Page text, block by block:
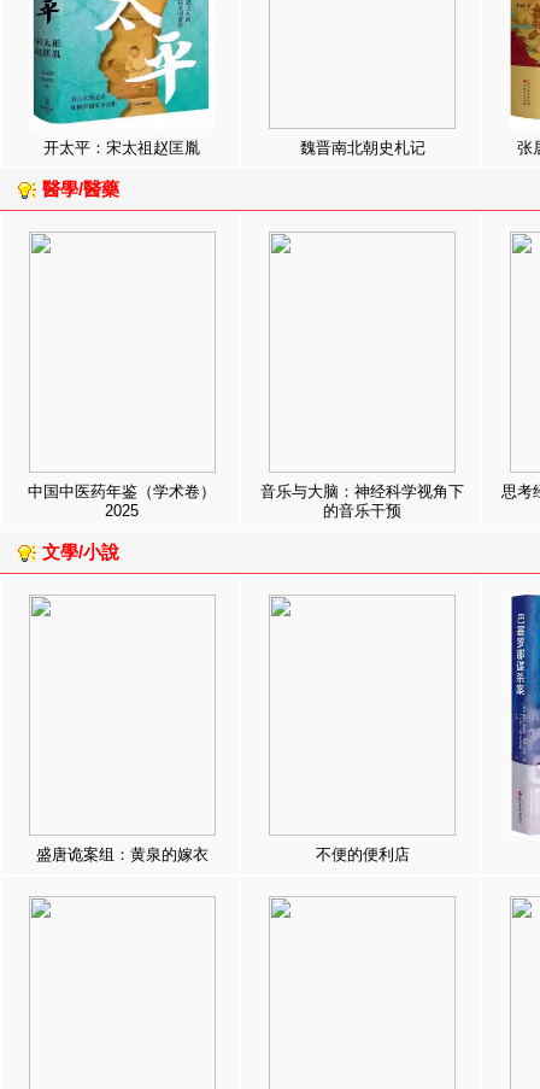
开太平：宋太祖赵匡胤 魏晋南北朝史札记 张
醫學/醫藥
中国中医药年鉴（学术卷）
2025
音乐与大脑：神经科学视角下
的音乐干预
思考
文學/小說
盛唐诡案组：黄泉的嫁衣 不便的便利店